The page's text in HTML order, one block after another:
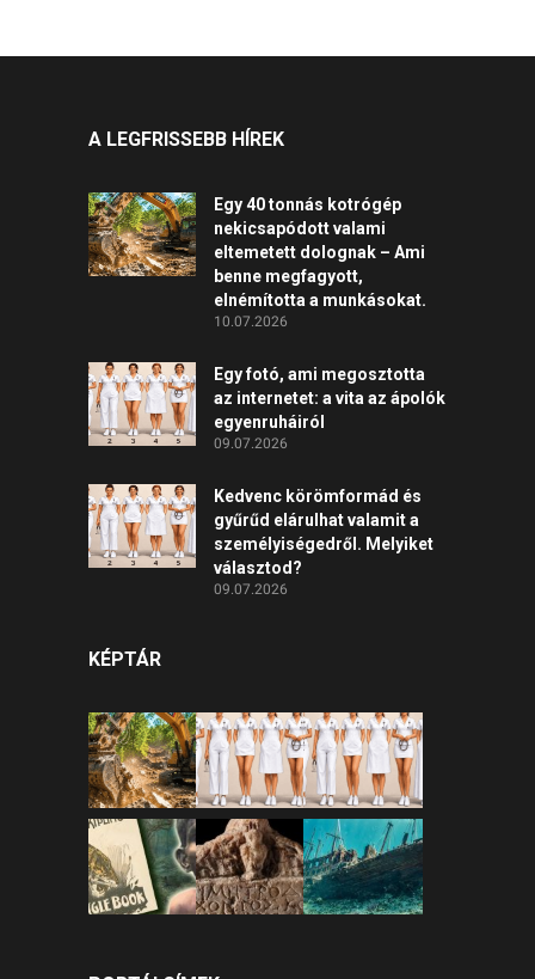
A LEGFRISSEBB HÍREK
Egy 40 tonnás kotrógép
nekicsapódott valami
eltemetett dolognak – Ami
benne megfagyott,
elnémította a munkásokat.
10.07.2026
Egy fotó, ami megosztotta
az internetet: a vita az ápolók
egyenruháiról
09.07.2026
Kedvenc körömformád és
gyűrűd elárulhat valamit a
személyiségedről. Melyiket
választod?
09.07.2026
KÉPTÁR